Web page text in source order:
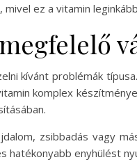
ez a vitamin
kívánt problémák
komplex
zsibbadás vagy
hatékonyabb enyhülést